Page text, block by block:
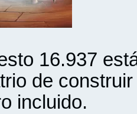
16.937
de
incluido.